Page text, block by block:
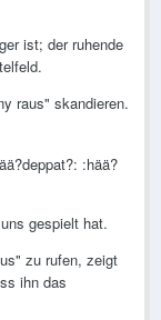
ist; der ruhende
raus" skandieren.
:hää?
gespielt hat.
zu rufen, zeigt
ihn das